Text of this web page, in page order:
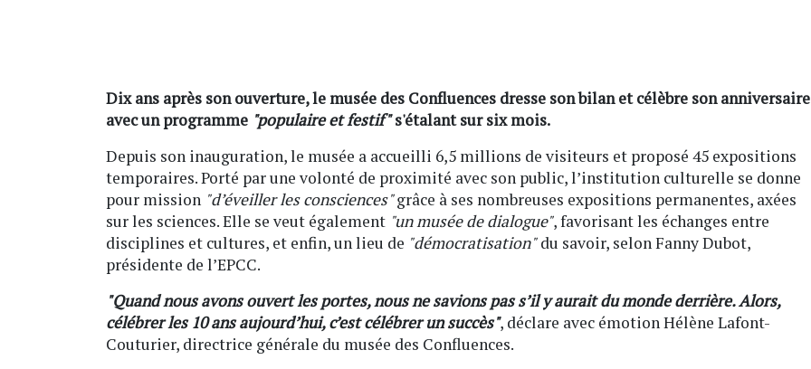
Dix ans après son ouverture, le musée des Confluences dresse son bilan et célèbre son anniversaire
avec un programme "populaire et festif"s'étalant sur six mois.
Depuis son inauguration, le musée a accueilli 6,5 millions de visiteurs et proposé 45 expositions
temporaires. Porté par une volonté de proximité avec son public, l’institution culturelle se donne
pour mission "d’éveiller les consciences"grâce à ses nombreuses expositions permanentes, axées
sur les sciences. Elle se veut également "un musée de dialogue", favorisant les échanges entre
disciplines et cultures, et enfin, un lieu de "démocratisation"du savoir, selon Fanny Dubot,
présidente de l’EPCC.
"Quand nous avons ouvert les portes, nous ne savions pas s’il y aurait du monde derrière. Alors,
célébrer les 10 ans aujourd’hui, c’est célébrer un succès", déclare avec émotion Hélène Lafont-
Couturier, directrice générale du musée des Confluences.